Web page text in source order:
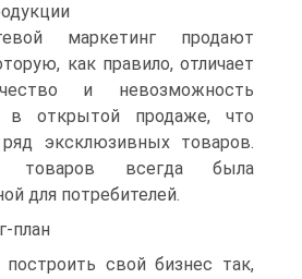
маркетинг продают
как правило, отличает
и невозможность
в открытой продаже, что
эксклюзивных товаров.
товаров всегда была
для потребителей.
план
свой бизнес так,